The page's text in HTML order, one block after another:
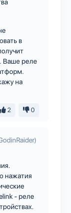
в
Ваше реле
на
2 0
нажатия
- реле